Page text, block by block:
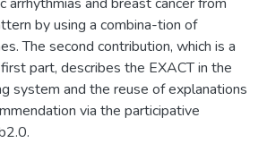
by using a combina-tion of
The second contribution, which is a
part, describes the EXACT in the
system and the reuse of explanations
via the participative